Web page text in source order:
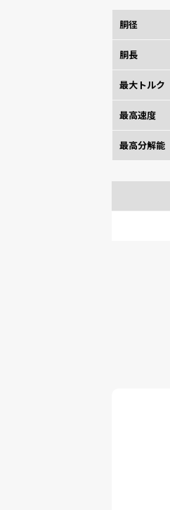
胴径
胴長
最大トルク
最高速度
最高分解能